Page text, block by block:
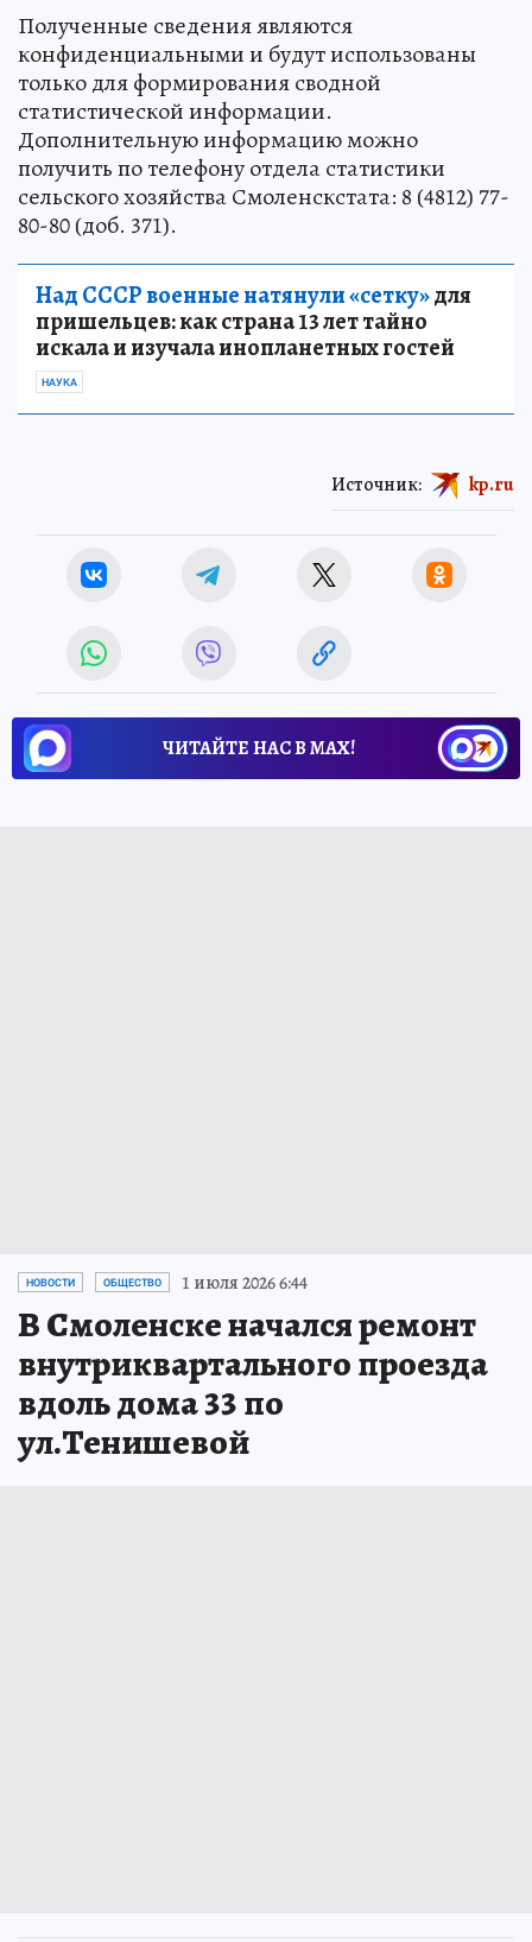
Полученные сведения являются
конфиденциальными и будут использованы
только для формирования сводной
статистической информации.
Дополнительную информацию можно
получить по телефону отдела статистики
сельского хозяйства Смоленскстата: 8 (4812) 77-
80-80 (доб. 371).
Над СССР военные натянули «сетку»для
пришельцев: как страна 13 лет тайно
искала и изучала инопланетных гостей
НАУКА
Источник: kp.ru
ЧИТАЙТЕ НАС В МАХ!
НОВОСТИ ОБЩЕСТВО 1 июля 2026 6:44
В Смоленске начался ремонт
внутриквартального проезда
вдоль дома 33 по
ул.Тенишевой